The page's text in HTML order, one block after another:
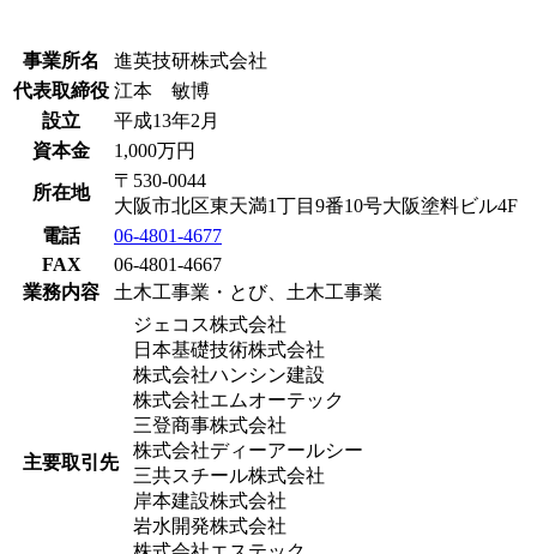
事業所名
進英技研株式会社
代表取締役 江本 敏博
設立
平成13年2月
資本金
1,000万円
所在地
〒530-0044
大阪市北区東天満1丁目9番10号大阪塗料ビル4F
電話
06-4801-4677
FAX
06-4801-4667
業務内容
土木工事業・とび、土木工事業
主要取引先
ジェコス株式会社
日本基礎技術株式会社
株式会社ハンシン建設
株式会社エムオーテック
三登商事株式会社
株式会社ディーアールシー
三共スチール株式会社
岸本建設株式会社
岩水開発株式会社